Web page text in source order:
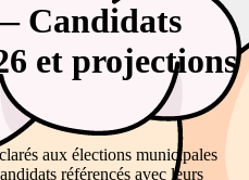
Candidats
et projections
aux élections municipales
référencés avec leurs